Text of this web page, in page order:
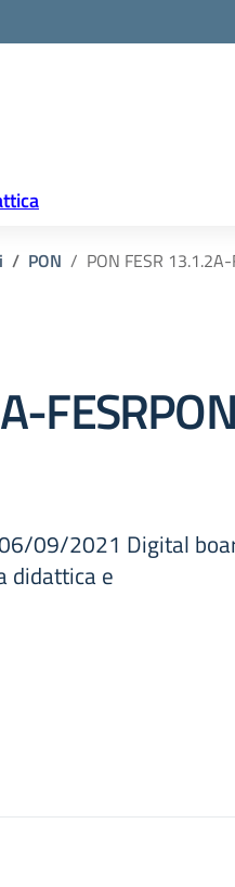
PON PON FESR
09/2021 Digital
didattica e